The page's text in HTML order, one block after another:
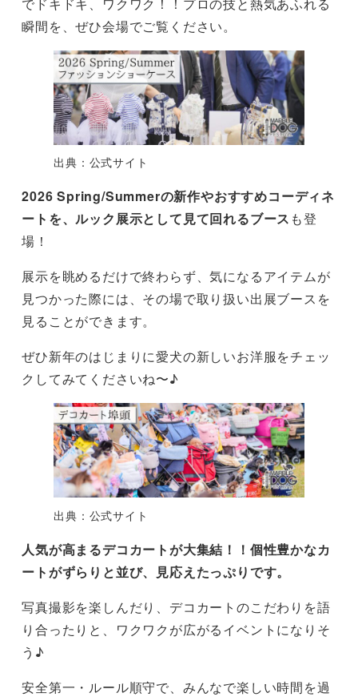
でドキドキ、ワクワク！！プロの技と熱気あふれる
瞬間を、ぜひ会場でご覧ください。
出典：公式サイト
2026 Spring/Summerの新作やおすすめコーディネ
ートを、ルック展示として見て回れるブース も登
場！
展示を眺めるだけで終わらず、気になるアイテムが
見つかった際には、その場で取り扱い出展ブースを
見ることができます。
ぜひ新年のはじまりに愛犬の新しいお洋服をチェッ
クしてみてくださいね〜♪
出典：公式サイト
人気が高まるデコカートが大集結！！個性豊かなカ
ートがずらりと並び、見応えたっぷりです。
写真撮影を楽しんだり、デコカートのこだわりを語
り合ったりと、ワクワクが広がるイベントになりそ
う♪
安全第一・ルール順守で、みんなで楽しい時間を過